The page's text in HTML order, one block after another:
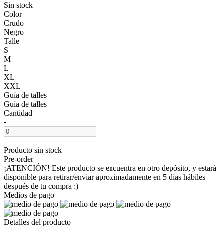
Sin stock
Color
Crudo
Negro
Talle
S
M
L
XL
XXL
Guía de talles
Guía de talles
Cantidad
-
+
Producto sin stock
Pre-order
¡ATENCIÓN! Este producto se encuentra en otro depósito, y estará
disponible para retirar/enviar aproximadamente en 5 días hábiles
después de tu compra :)
Medios de pago
Detalles del producto